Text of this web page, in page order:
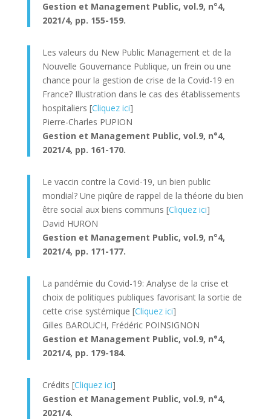
Gestion et Management Public, vol.9, n°4,
2021/4, pp. 155-159.
Les valeurs du New Public Management et de la
Nouvelle Gouvernance Publique, un frein ou une
chance pour la gestion de crise de la Covid-19 en
France? Illustration dans le cas des établissements
hospitaliers [Cliquez ici]
Pierre-Charles PUPION
Gestion et Management Public, vol.9, n°4,
2021/4, pp. 161-170.
Le vaccin contre la Covid-19, un bien public
mondial? Une piqûre de rappel de la théorie du bien
être social aux biens communs [Cliquez ici]
David HURON
Gestion et Management Public, vol.9, n°4,
2021/4, pp. 171-177.
La pandémie du Covid-19: Analyse de la crise et
choix de politiques publiques favorisant la sortie de
cette crise systémique [Cliquez ici]
Gilles BAROUCH, Frédéric POINSIGNON
Gestion et Management Public, vol.9, n°4,
2021/4, pp. 179-184.
Crédits [Cliquez ici]
Gestion et Management Public, vol.9, n°4,
2021/4.